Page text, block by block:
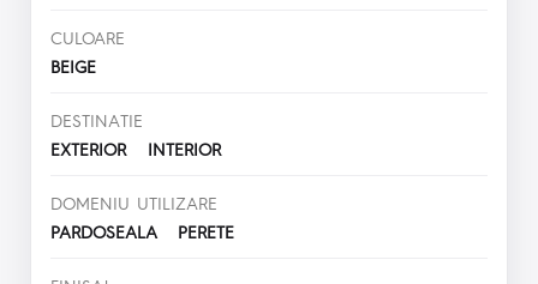
CULOARE
BEIGE
DESTINATIE
EXTERIOR INTERIOR
DOMENIU UTILIZARE
PARDOSEALA PERETE